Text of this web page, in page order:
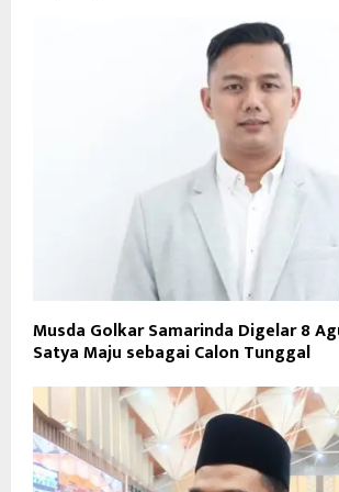
Musda Golkar Samarinda Digelar 8
Satya Maju sebagai Calon Tunggal